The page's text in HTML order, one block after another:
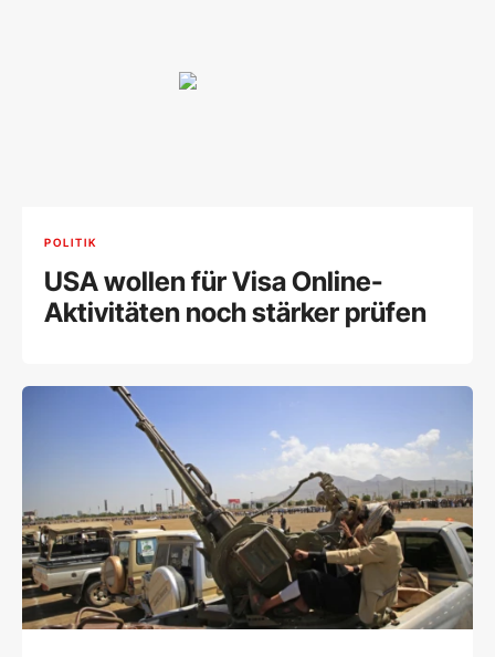
POLITIK
USA wollen für Visa Online-
Aktivitäten noch stärker prüfen